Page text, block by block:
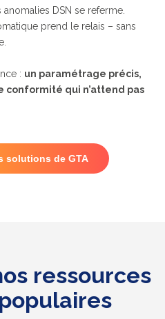
DSN se referme.
prend le relais – sans
: un paramétrage précis,
conformité qui n’attend pas
solutions de GTA
ressources